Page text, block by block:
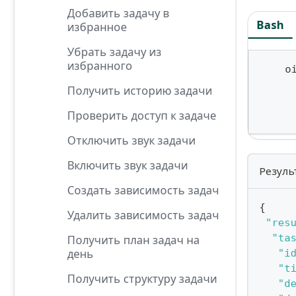
Добавить задачу в
избранное
Убрать задачу из
избранного
Получить историю задачи
Проверить доступ к задаче
Отключить звук задачи
Включить звук задачи
Создать зависимость задач
Удалить зависимость задач
Получить план задач на
день
Получить структуру задачи
Bash
{